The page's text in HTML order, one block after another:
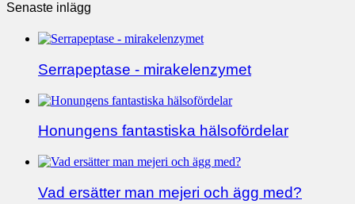
Senaste inlägg
Serrapeptase - mirakelenzymet
Honungens fantastiska hälsofördelar
Vad ersätter man mejeri och ägg med?